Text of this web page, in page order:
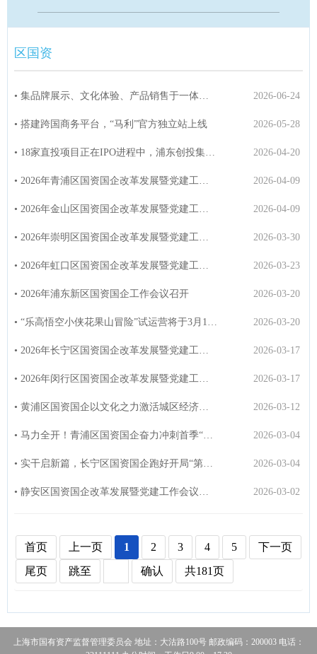
区国资
2026-06-24
• 集品牌展示、文化体验、产品销售于一体，“红双喜集团品牌馆”与“凤凰菲尼仕F...
2026-05-28
• 搭建跨国商务平台，“马利”官方独立站上线
2026-04-20
• 18家直投项目正在IPO进程中，浦东创投集团带动总融资达350亿元
2026-04-09
• 2026年青浦区国资国企改革发展暨党建工作会议召开
2026-04-09
• 2026年金山区国资国企改革发展暨党建工作会议举行
2026-03-30
• 2026年崇明区国资国企改革发展暨党建工作会议召开
2026-03-23
• 2026年虹口区国资国企改革发展暨党建工作会议举行
2026-03-20
• 2026年浦东新区国资国企工作会议召开
2026-03-20
• “乐高悟空小侠花果山冒险”试运营将于3月19日启动
2026-03-17
• 2026年长宁区国资国企改革发展暨党建工作会议召开
2026-03-17
• 2026年闵行区国资国企改革发展暨党建工作会议召开
2026-03-12
• 黄浦区国资国企以文化之力激活城区经济高质量发展引擎
2026-03-04
• 马力全开！青浦区国资国企奋力冲刺首季“开门红”
2026-03-04
• 实干启新篇，长宁区国资国企跑好开局“第一棒”
2026-03-02
• 静安区国资国企改革发展暨党建工作会议召开
首页 上一页 1 2 3 4 5
下一页
尾页
跳至 确认 共181页
上海市国有资产监督管理委员会 地址：大沽路100号 邮政编码：200003 电话：